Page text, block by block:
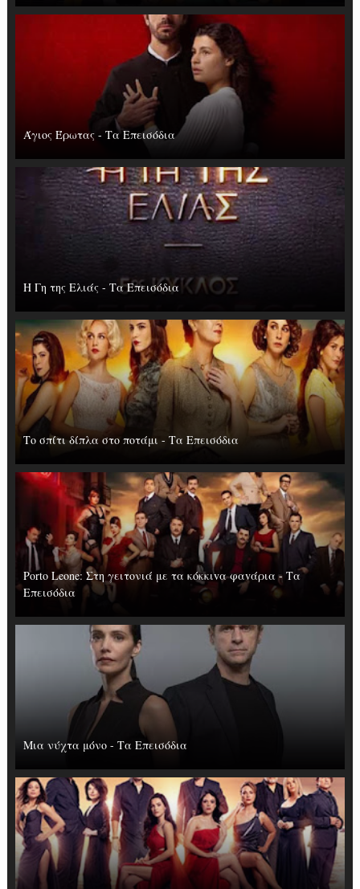
Άγιος Έρωτας - Τα Επεισόδια
Η Γη της Ελιάς - Τα Επεισόδια
Το σπίτι δίπλα στο ποτάμι - Τα Επεισόδια
Porto Leone: Στη γειτονιά με τα κόκκιvα φαvάρια - Τα
Επεισόδια
Μια νύχτα μόνο - Τα Επεισόδια